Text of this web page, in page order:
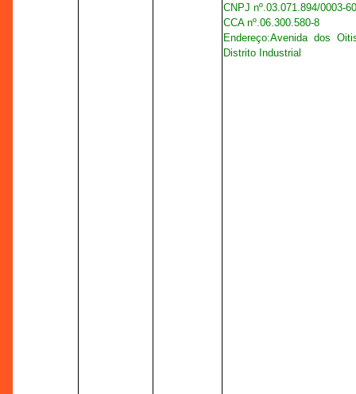
CNPJ nº.03.071.894/0003-
CCA nº.06.300.580-8
Endereço:Avenida dos
Distrito Industrial